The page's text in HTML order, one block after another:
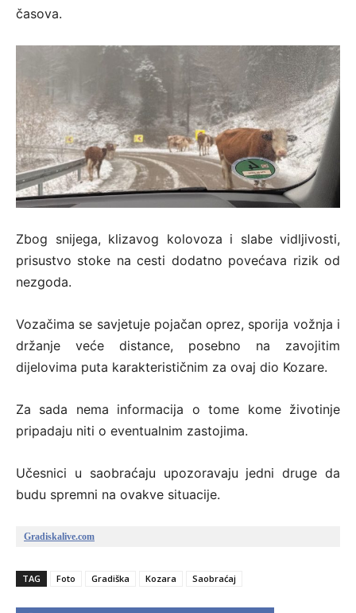
časova.
Zbog snijega, klizavog kolovoza i slabe vidljivosti,
prisustvo stoke na cesti dodatno povećava rizik od
nezgoda.
Vozačima se savjetuje pojačan oprez, sporija vožnja i
držanje veće distance, posebno na zavojitim
dijelovima puta karakterističnim za ovaj dio Kozare.
Za sada nema informacija o tome kome životinje
pripadaju niti o eventualnim zastojima.
Učesnici u saobraćaju upozoravaju jedni druge da
budu spremni na ovakve situacije.
Gradiskalive.com
TAG Foto Gradiška Kozara Saobraćaj